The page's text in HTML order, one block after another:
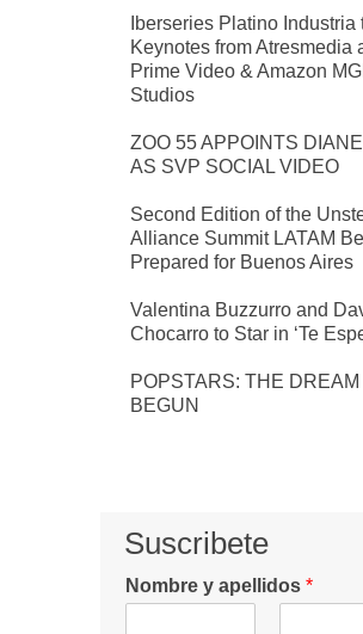
Iberseries Platino Industria
Keynotes from Atresmedia
Prime Video & Amazon
Studios
ZOO 55 APPOINTS
AS SVP SOCIAL VIDEO
Second Edition of the
Alliance Summit LATAM
Prepared for Buenos Aires
Valentina Buzzurro and
Chocarro to Star in ‘Te
POPSTARS: THE
BEGUN
Suscribete
Nombre y apellidos *